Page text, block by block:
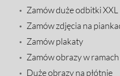
Zamów duże odbitki XXL
Zamów zdjęcia na
Zamów plakaty
Zamów obrazy w ramach
Duże obrazy na płótnie